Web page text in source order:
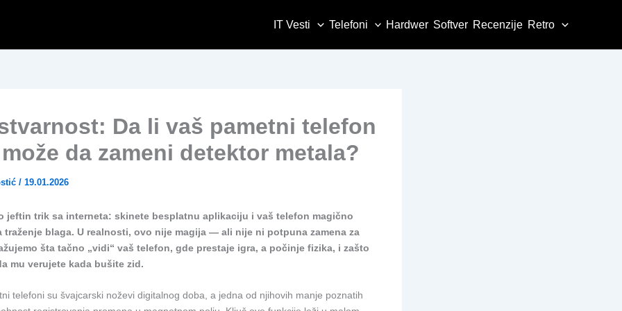
IT Vesti Telefoni Hardwer Softver Recenzije Retro
Da li vaš pametni telefon
da zameni detektor metala?
/ 19.01.2026
jeftin trik sa interneta: skinete besplatnu aplikaciju i vaš telefon magično
traženje blaga. U realnosti, ovo nije magija — ali nije ni potpuna zamena za
šta tačno „vidi“ vaš telefon, gde prestaje igra, a počinje fizika, i zašto
mu verujete kada bušite zid.
telefoni su švajcarski noževi digitalnog doba, a jedna od njihovih manje poznatih